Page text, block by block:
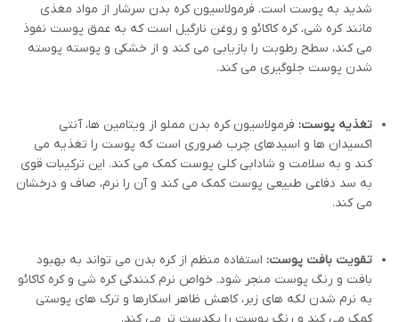
شدید به پوست است. فرمولاسیون کره بدن سرشار از مواد مغذی
مانند کره شی، کره کاکائو و روغن نارگیل است که به عمق پوست نفوذ
می کند، سطح رطوبت را بازیابی می کند و از خشکی و پوسته پوسته
شدن پوست جلوگیری می کند.
تغذیه پوست: فرمولاسیون کره بدن مملو از ویتامین ها، آنتی
اکسیدان ها و اسیدهای چرب ضروری است که پوست را تغذیه می
کند و به سلامت و شادابی کلی پوست کمک می کند. این ترکیبات قوی
به سد دفاعی طبیعی پوست کمک می کند و آن را نرم، صاف و درخشان
می کند.
تقویت بافت پوست: استفاده منظم از کره بدن می تواند به بهبود
بافت و رنگ پوست منجر شود. خواص نرم کنندگی کره شی و کره کاکائو
به نرم شدن لکه های زبر، کاهش ظاهر اسکارها و ترک های پوستی